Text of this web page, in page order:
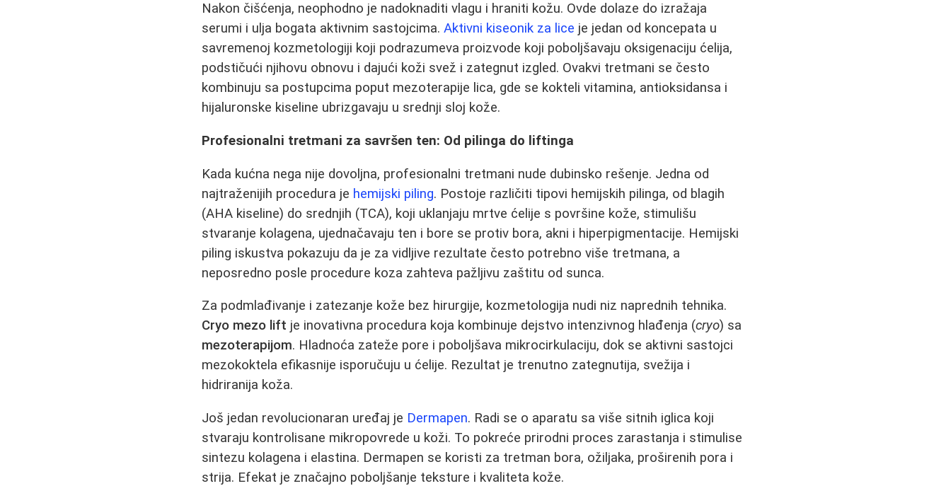
Nakon čišćenja, neophodno je nadoknaditi vlagu i hraniti kožu. Ovde dolaze do izražaja
serumi i ulja bogata aktivnim sastojcima.Aktivni kiseonik za lice je jedan od koncepata u
savremenoj kozmetologiji koji podrazumeva proizvode koji poboljšavaju oksigenaciju ćelija,
podstičući njihovu obnovu i dajući koži svež i zategnut izgled. Ovakvi tretmani se često
kombinuju sa postupcima poput mezoterapije lica, gde se kokteli vitamina, antioksidansa i
hijaluronske kiseline ubrizgavaju u srednji sloj kože.
Profesionalni tretmani za savršen ten: Od pilinga do liftinga
Kada kućna nega nije dovoljna, profesionalni tretmani nude dubinsko rešenje. Jedna od
najtraženijih procedura je hemijski piling. Postoje različiti tipovi hemijskih pilinga, od blagih
(AHA kiseline) do srednjih (TCA), koji uklanjaju mrtve ćelije s površine kože, stimulišu
stvaranje kolagena, ujednačavaju ten i bore se protiv bora, akni i hiperpigmentacije. Hemijski
piling iskustva pokazuju da je za vidljive rezultate često potrebno više tretmana, a
neposredno posle procedure koza zahteva pažljivu zaštitu od sunca.
Za podmlađivanje i zatezanje kože bez hirurgije, kozmetologija nudi niz naprednih tehnika.
Cryo mezo lift je inovativna procedura koja kombinuje dejstvo intenzivnog hlađenja (cryo) sa
mezoterapijom. Hladnoća zateže pore i poboljšava mikrocirkulaciju, dok se aktivni sastojci
mezokoktela efikasnije isporučuju u ćelije. Rezultat je trenutno zategnutija, svežija i
hidriranija koža.
Još jedan revolucionaran uređaj je Dermapen. Radi se o aparatu sa više sitnih iglica koji
stvaraju kontrolisane mikropovrede u koži. To pokreće prirodni proces zarastanja i stimulise
sintezu kolagena i elastina. Dermapen se koristi za tretman bora, ožiljaka, proširenih pora i
strija. Efekat je značajno poboljšanje teksture i kvaliteta kože.